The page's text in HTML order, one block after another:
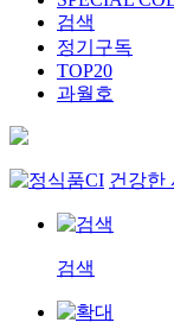
검색
정기구독
TOP20
과월호
건강한
검색